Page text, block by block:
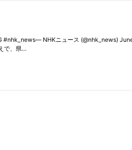
#nhk_news— NHKニュース (@nhk_news)
で、県…